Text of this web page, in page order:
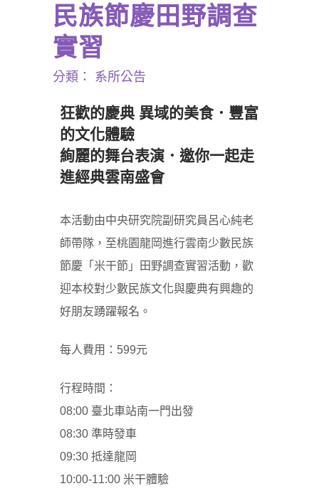
民族節慶田野調查
實習
分類： 系所公告
狂歡的慶典 異域的美食．豐富
的文化體驗
絢麗的舞台表演．邀你一起走
進經典雲南盛會
本活動由中央研究院副研究員呂心純老
師帶隊，至桃園龍岡進行雲南少數民族
節慶「米干節」田野調查實習活動，歡
迎本校對少數民族文化與慶典有興趣的
好朋友踴躍報名。
每人費用：599元
行程時間：
08:00 臺北車站南一門出發
08:30 準時發車
09:30 抵達龍岡
10:00-11:00 米干體驗